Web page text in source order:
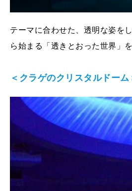
テーマに合わせた、透明な姿を
ら始まる「透きとおった世界」
＜クラゲのクリスタルドーム